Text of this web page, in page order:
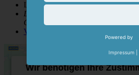
Liebig-Museum
Liebigstraße 12
Gießen
Veranstaltungsort-Website anzeigen
Wir benötigen Ihre
Powered by
Impressum